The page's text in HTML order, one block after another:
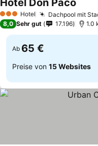
3 SterneHotel Dachpool mit
Hotel Don Paco
8,0 Sehr gut 17.196 1.0
Ab 65 €
Preise von 15 Websites